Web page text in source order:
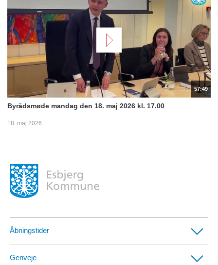
57:49
Byrådsmøde mandag den 18. maj 2026 kl. 17.00
18. maj 2026
Åbningstider
Genveje